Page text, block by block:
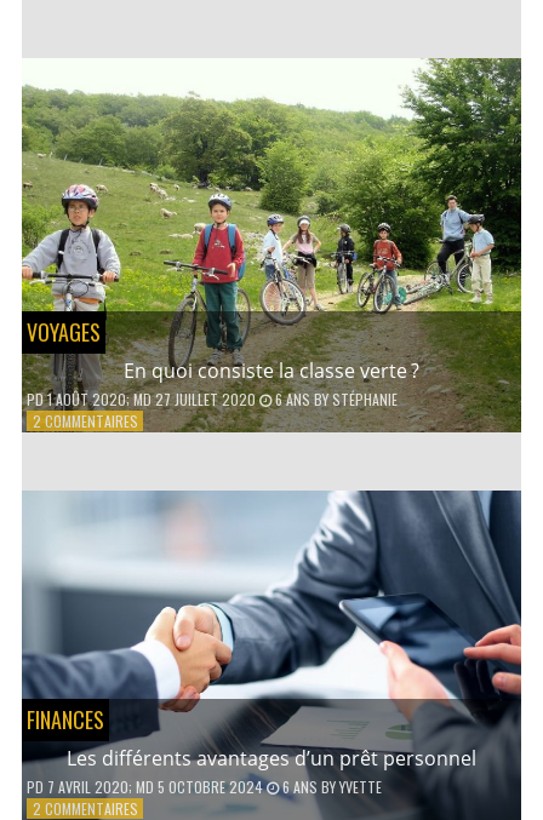
EN
ISRAËL
:
QUE
FAUT-
IL
CONNAÎTRE
?
VOYAGES
En quoi consiste la classe verte ?
PD1 AOÛT 2020; MD 27 JUILLET 2020 6 ANSBYSTÉPHANIE
2 COMMENTAIRESSUR
FINANCES
Les différents avantages d’un prêt personnel
PD 7 AVRIL 2020; MD 5 OCTOBRE 2024 6 ANS BYYVETTE
2 COMMENTAIRESSUR